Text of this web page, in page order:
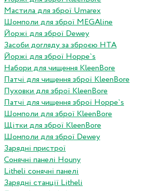
Мастила для зброї Umarex
Шомполи для зброї MEGAline
Йоржі для зброї Dewey
Засоби догляду за зброєю HTA
Йоржі для зброї Hoppe`s
Набори для чищення KleenBore
Патчі для чищення зброї KleenBore
Пуховки для зброї KleenBore
Патчі для чищення зброї Hoppe`s
Шомполи для зброї KleenBore
Щітки для зброї KleenBore
Шомполи для зброї Dewey
Зарядні пристрої
Сонячні панелі Houny
Litheli сонячні панелі
Зарядні станції Litheli